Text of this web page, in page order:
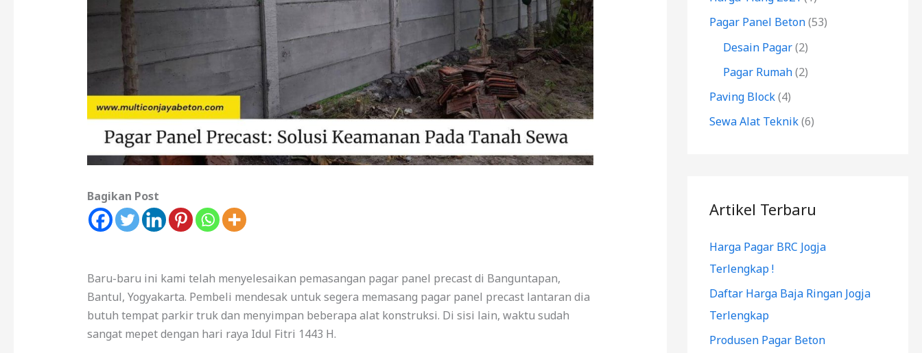
Bagikan Post
Baru-baru ini kami telah menyelesaikan pemasangan pagar panel precast di Banguntapan,
Bantul, Yogyakarta. Pembeli mendesak untuk segera memasang pagar panel precast lantaran dia
butuh tempat parkir truk dan menyimpan beberapa alat konstruksi. Di sisi lain, waktu sudah
sangat mepet dengan hari raya Idul Fitri 1443 H.
k
Pagar Panel Beton(53)
Desain Pagar(2)
Pagar Rumah(2)
Paving Block(4)
Sewa Alat Teknik(6)
Artikel Terbaru
Harga Pagar BRC Jogja
Terlengkap !
Daftar Harga Baja Ringan Jogja
Terlengkap
Produsen Pagar Beton